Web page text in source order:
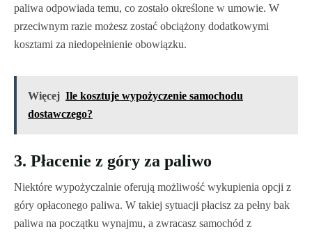
paliwa odpowiada temu, co zostało określone w umowie. W
przeciwnym razie możesz zostać obciążony dodatkowymi
kosztami za niedopełnienie obowiązku.
Więcej Ile kosztuje wypożyczenie samochodu
dostawczego?
3. Płacenie z góry za paliwo
Niektóre wypożyczalnie oferują możliwość wykupienia opcji z
góry opłaconego paliwa. W takiej sytuacji płacisz za pełny bak
paliwa na początku wynajmu, a zwracasz samochód z